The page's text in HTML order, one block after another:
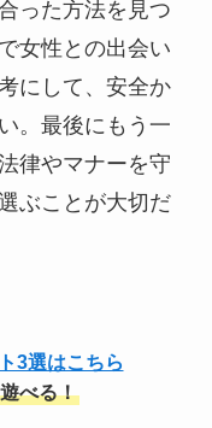
った方法を見つ
女性との出会い
にして、安全か
。最後にもう一
律やマナーを守
ぶことが大切だ
3選はこちら
べる！